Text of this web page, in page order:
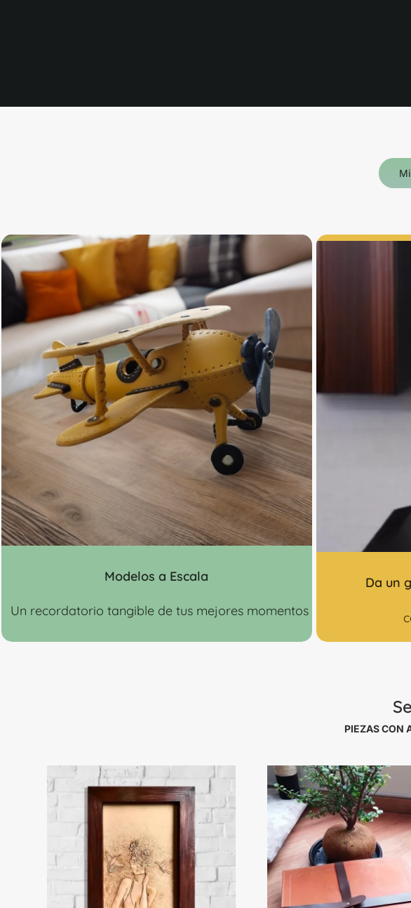
Modelos a Escala
Un recordatorio tangible de tus mejores momentos
Da un
PIEZAS CON